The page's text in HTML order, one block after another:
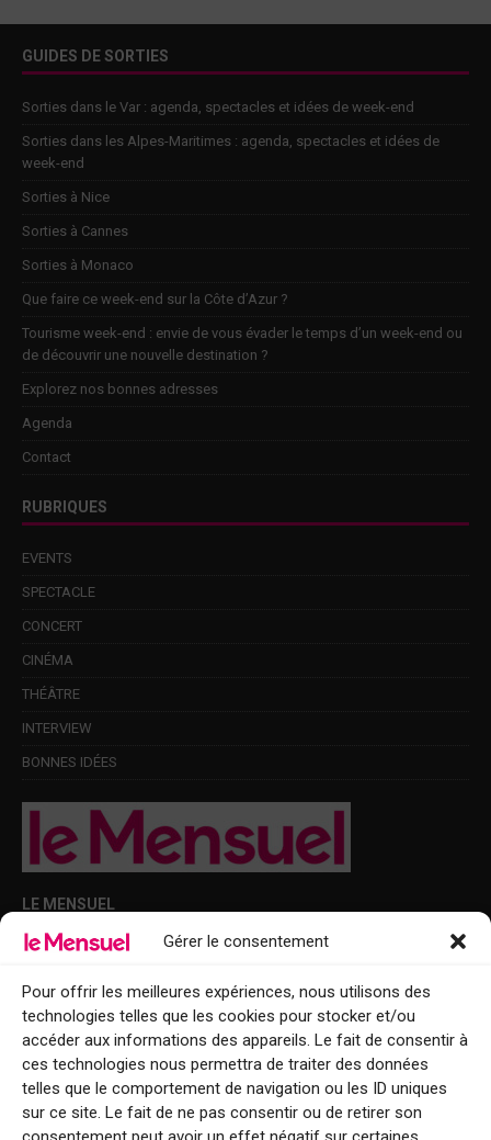
Gérer le consentement
Pour offrir les meilleures expériences, nous utilisons des
technologies telles que les cookies pour stocker et/ou
accéder aux informations des appareils. Le fait de consentir à
ces technologies nous permettra de traiter des données
telles que le comportement de navigation ou les ID uniques
sur ce site. Le fait de ne pas consentir ou de retirer son
GUIDES DE SORTIES
Sorties dans le Var : agenda, spectacles et idées de week-end
Sorties dans les Alpes-Maritimes : agenda, spectacles et idées de
week-end
Sorties à Nice
Sorties à Cannes
Sorties à Monaco
Que faire ce week-end sur la Côte d’Azur ?
Tourisme week-end : envie de vous évader le temps d’un week-end ou
de découvrir une nouvelle destination ?
Explorez nos bonnes adresses
Agenda
Contact
RUBRIQUES
EVENTS
SPECTACLE
CONCERT
CINÉMA
THÉÂTRE
INTERVIEW
BONNES IDÉES
LE MENSUEL
Points de diffusion Var et Alpes-Maritimes : oû trouver Le Mensuel ?
Le Mensuel en PDF : consultez le magazine en ligne
Qui sommes-nous ?
BFM Top Sorties
EVENT